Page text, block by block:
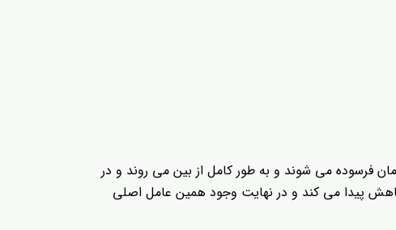
فرسوده می شوند و به طور کامل از بین می روند و در
پیدا می کند و در نهایت وجود همین عامل اصلی